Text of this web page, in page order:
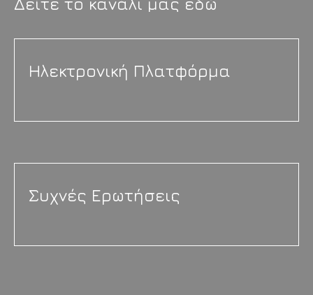
Ηλεκτρονική Πλατφόρμα
Συχνές Ερωτήσεις